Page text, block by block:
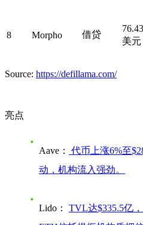
8 Morpho 借贷
美元
Source: https://defillama.com/
亮点
Aave：
代币上涨6%至
动，机构流入强劲。
Lido：
TVL达$335.5亿